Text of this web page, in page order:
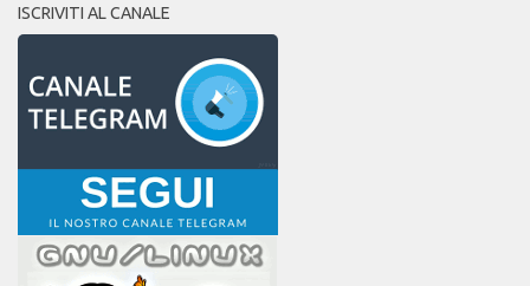
ISCRIVITI AL CANALE